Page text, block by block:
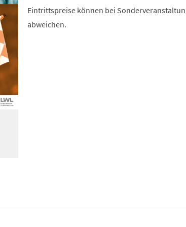
Eintrittspreise können bei
abweichen.